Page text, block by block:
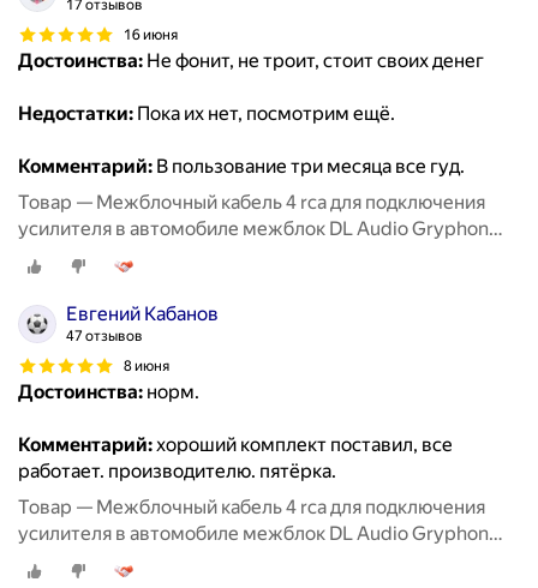
17 отзывов
16 июня
Достоинства: Не фонит, не троит, стоит своих денег
Недостатки: Пока их нет, посмотрим ещё.
Комментарий: В пользование три месяца все гуд.
Товар — Межблочный кабель 4 rca для подключения
усилителя в автомобиле межблок DL Audio Gryphon
Lite 4RCA 5M
Евгений Кабанов
47 отзывов
8 июня
Достоинства: норм.
Комментарий:хороший комплект поставил, все
работает. производителю. пятёрка.
Товар — Межблочный кабель 4 rca для подключения
усилителя в автомобиле межблок DL Audio Gryphon
Lite 4RCA 5M